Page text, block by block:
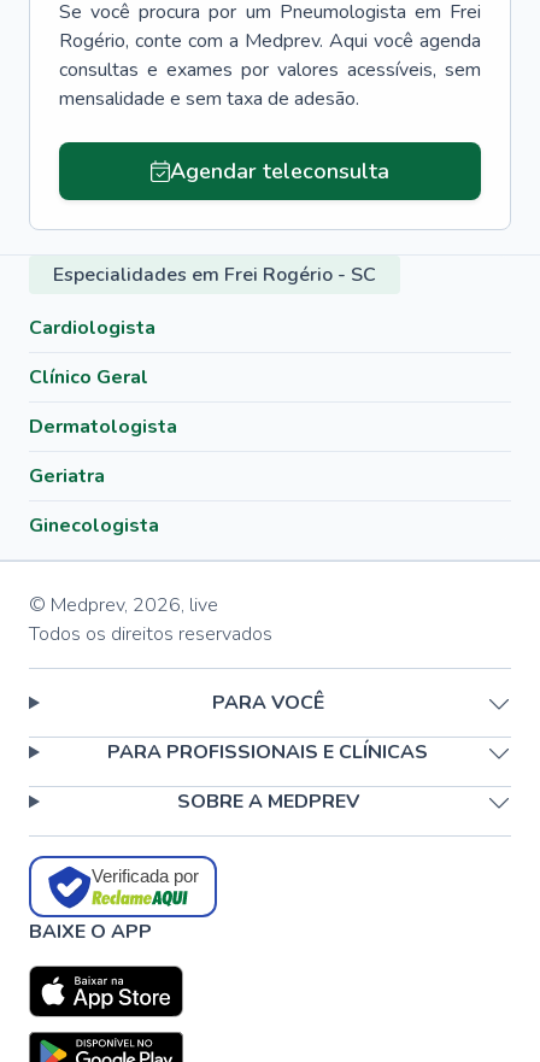
Se você procura por um Pneumologista em Frei
Rogério, conte com a Medprev. Aqui você agenda
consultas e exames por valores acessíveis, sem
mensalidade e sem taxa de adesão.
Agendar teleconsulta
Especialidades em Frei Rogério - SC
Cardiologista
Clínico Geral
Dermatologista
Geriatra
Ginecologista
© Medprev, 2026, live
Todos os direitos reservados
PARA VOCÊ
PARA PROFISSIONAIS E CLÍNICAS
SOBRE A MEDPREV
Verificada por
BAIXE O APP